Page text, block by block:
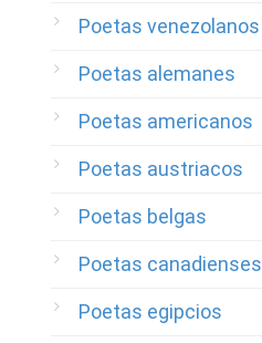
Poetas venezolanos
Poetas alemanes
Poetas americanos
Poetas austriacos
Poetas belgas
Poetas canadienses
Poetas egipcios